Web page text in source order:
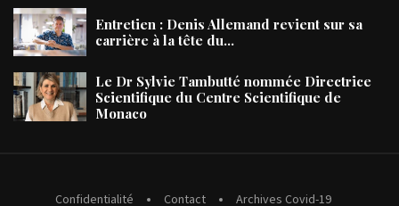
Entretien : Denis Allemand revient sur sa
carrière à la tête du...
Le Dr Sylvie Tambutté nommée Directrice
Scientifique du Centre Scientifique de
Monaco
Confidentialité Contact Archives Covid-19